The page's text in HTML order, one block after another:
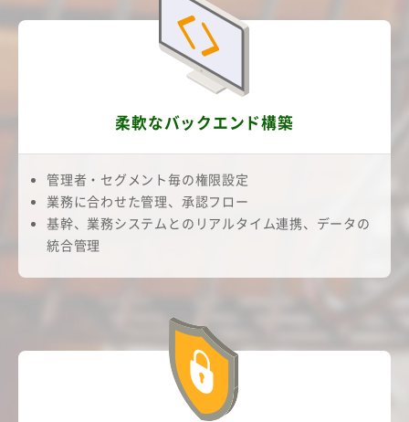
柔軟なバックエンド構築
管理者・セグメント毎の権限設定
業務に合わせた管理、承認フロー
基幹、業務システムとのリアルタイム連携、データの
統合管理